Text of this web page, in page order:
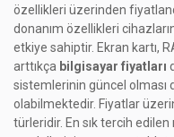
özellikleri üzerinden
donanım özellikleri
etkiye sahiptir. Ekran kartı,
arttıkça bilgisayar fiyatları
sistemlerinin güncel
olabilmektedir. Fiyatlar
türleridir. En sık tercih